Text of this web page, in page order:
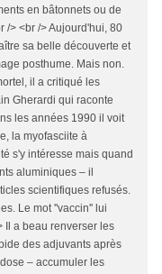
en bâtonnets ou de
/> <br /> Aujourd'hui, 80
sa belle découverte et
posthume. Mais non.
il a critiqué les
Gherardi qui raconte
les années 1990 il voit
la myofasciite à
s'y intéresse mais quand
aluminiques – il
scientifiques refusés.
Le mot ''vaccin'' lui
Il a beau renverser les
des adjuvants après
– accumuler les